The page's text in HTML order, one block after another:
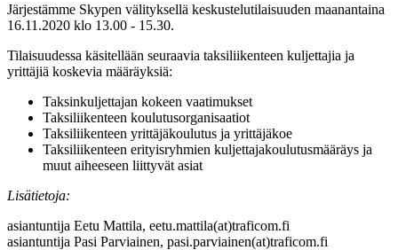
Järjestämme Skypen välityksellä keskustelutilaisuuden maanantaina
16.11.2020 klo 13.00 - 15.30.
Tilaisuudessa käsitellään seuraavia taksiliikenteen kuljettajia ja
yrittäjiä koskevia määräyksiä:
Taksinkuljettajan kokeen vaatimukset
Taksiliikenteen koulutusorganisaatiot
Taksiliikenteen yrittäjäkoulutus ja yrittäjäkoe
Taksiliikenteen erityisryhmien kuljettajakoulutusmääräys ja
muut aiheeseen liittyvät asiat
Lisätietoja:
asiantuntija Eetu Mattila, eetu.mattila(at)traficom.fi
asiantuntija Pasi Parviainen, pasi.parviainen(at)traficom.fi